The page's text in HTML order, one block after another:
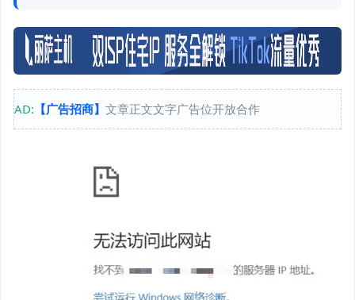
AD: 【广告招商】 文章正文文字广告位开放合作